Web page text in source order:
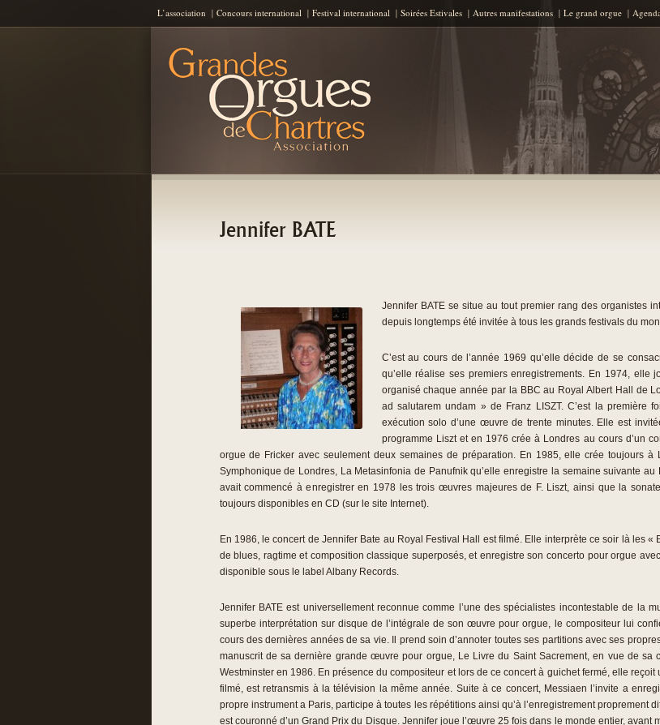
L’association Concours international Festival international Soirées Estivales Autres manifestations Le grand orgue
AGOC
Jennifer BATE
Jennifer BATE se situe au tout premier rang des organistes
depuis longtemps été invitée à tous les grands festivals du
C’est au cours de l’année 1969 qu’elle décide de se
qu’elle réalise ses premiers enregistrements. En 1974, elle
organisé chaque année par la BBC au Royal Albert Hall de
ad salutarem undam » de Franz LISZT. C’est la première
exécution solo d’une œuvre de trente minutes. Elle est
programme Liszt et en 1976 crée à Londres au cours d’un
orgue de Fricker avec seulement deux semaines de préparation. En 1985, elle crée toujours à
Symphonique de Londres, La Metasinfonia de Panufnik qu’elle enregistre la semaine suivante au
avait commencé à enregistrer en 1978 les trois œuvres majeures de F. Liszt, ainsi que la
toujours disponibles en CD (sur le site Internet).
En 1986, le concert de Jennifer Bate au Royal Festival Hall est filmé. Elle interprète ce soir là les
de blues, ragtime et composition classique superposés, et enregistre son concerto pour orgue
disponible sous le label Albany Records.
Jennifer BATE est universellement reconnue comme l’une des spécialistes incontestable de la
superbe interprétation sur disque de l’intégrale de son œuvre pour orgue, le compositeur lui
cours des dernières années de sa vie. Il prend soin d’annoter toutes ses partitions avec ses
manuscrit de sa dernière grande œuvre pour orgue, Le Livre du Saint Sacrement, en vue de sa
Westminster en 1986. En présence du compositeur et lors de ce concert à guichet fermé, elle
filmé, est retransmis à la télévision la même année. Suite à ce concert, Messiaen l’invite a
propre instrument a Paris, participe à toutes les répétitions ainsi qu’à l’enregistrement proprement
est couronné d’un Grand Prix du Disque. Jennifer joue l’œuvre 25 fois dans le monde entier, avant